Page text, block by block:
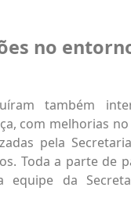
no
também
com melhorias
pela
Toda a parte de
equipe da